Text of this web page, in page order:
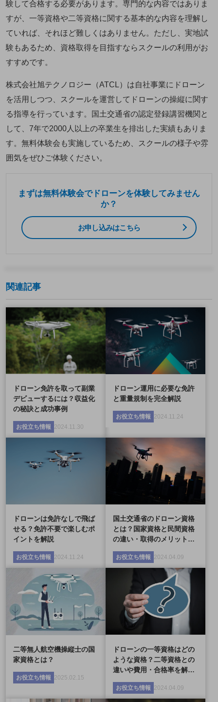
験して合格する必要があります。専門的な内容ではありま
すが、一等資格や二等資格に関する基本的な内容を理解し
ていれば、それほど難しくはありません。ただし、実地試
験もあるため、資格取得を目指すならスクールの利用がお
すすめです。
株式会社旭テクノロジー（ATCL）は自社事業にドローン
を活用しつつ、スクールを運営してドローンの操縦に関す
る指導を行っています。国土交通省の認定登録講習機関と
して、7年で2000人以上の卒業生を排出した実績もありま
す。無料体験会も実施しているため、スクールの様子や雰
囲気をぜひご体験ください。
まずは無料体験会でドローンを体験してみません
か？
お申し込みはこちら
関連記事
ドローン免許を取って副業
デビューするには？収益化
の秘訣と成功事例
お役立ち情報 2024.11.30
ドローン運用に必要な免許
と重量規制を完全解説
お役立ち情報 2024.11.24
ドローンは免許なしで飛ば
せる？免許不要で楽しむポ
イントを解説
お役立ち情報 2024.11.24
国土交通省のドローン資格
とは？国家資格と民間資格
の違い・取得のメリット…
お役立ち情報 2024.04.09
二等無人航空機操縦士の国
家資格とは？
お役立ち情報 2025.02.15
ドローンの一等資格はどの
ような資格？二等資格との
違いや費用・合格率を解…
お役立ち情報 2024.04.09